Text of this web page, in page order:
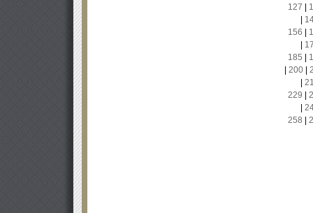
127
156
185
200|
229
258